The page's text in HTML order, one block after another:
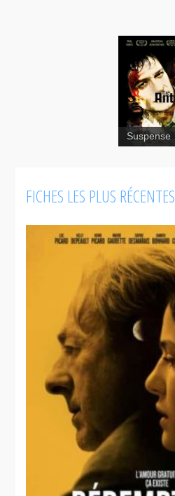
The Ante
Suspense
FICHES LES PLUS RÉCENTES